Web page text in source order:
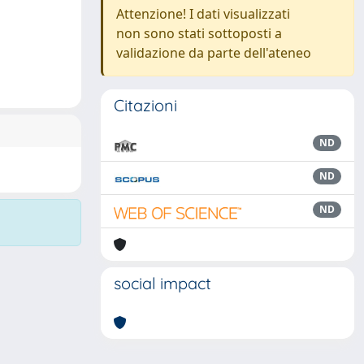
Attenzione! I dati visualizzati
non sono stati sottoposti a
validazione da parte dell'ateneo
Citazioni
ND
ND
ND
social impact